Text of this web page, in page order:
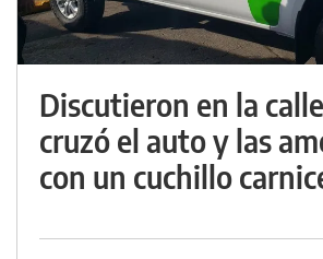
Discutieron en la
cruzó el auto y las
con un cuchillo